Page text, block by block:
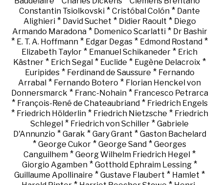
Constantin Tsiolkovski * Cristóbal Colón * Dante
Alighieri* David Suchet * Didier Raoult * Diego
Armando Maradona* Domenico Scarlatti* Dr Bashir
* E. T. A. Hoffmann * Edgar Degas * Edmond Rostand *
Elizabeth Taylor * Emanuel Schikaneder * Erich
Kästner * Erich Segal * Euclide * Eugène Delacroix *
Euripides* Ferdinand de Saussure * Fernando
Arrabal * Fernando Botero * Florian Henckel von
Donnersmarck * Franc-Nohain* Francesco Petrarca
* François-René de Chateaubriand* Friedrich Engels
* Friedrich Hölderlin* Friedrich Nietzsche * Friedrich
Schlegel * Friedrich von Schiller * Gabriele
D'Annunzio * Garak * Gary Grant * Gaston Bachelard
* George Cukor * George Sand * Georges
Canguilhem * Georg Wilhelm Friedrich Hegel *
Giorgio Agamben * Gotthold Ephraim Lessing *
Guillaume Apollinaire * Gustave Flaubert * Hamlet *